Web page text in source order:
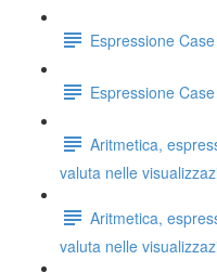
Espressione
Espressione
Aritmetica,
valuta nelle
Aritmetica,
valuta nelle